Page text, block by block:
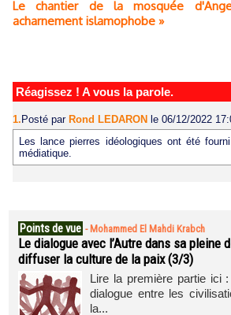
Le chantier de la mosquée
acharnement islamophobe »
Réagissez ! A vous la parole.
1. Posté par Rond LEDARON le 06/12/2022
Les lance pierres idéologiques ont été
médiatique.
Points de vue - Mohammed El Mahdi Krabch
Le dialogue avec l’Autre dans sa pleine
diffuser la culture de la paix (3/3)
Lire la première partie ici
dialogue entre les
la...